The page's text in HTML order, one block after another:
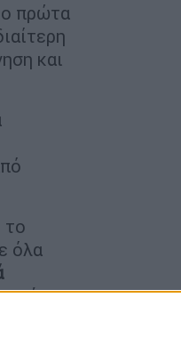
πρώτα
και
το
όλα
ζωή με